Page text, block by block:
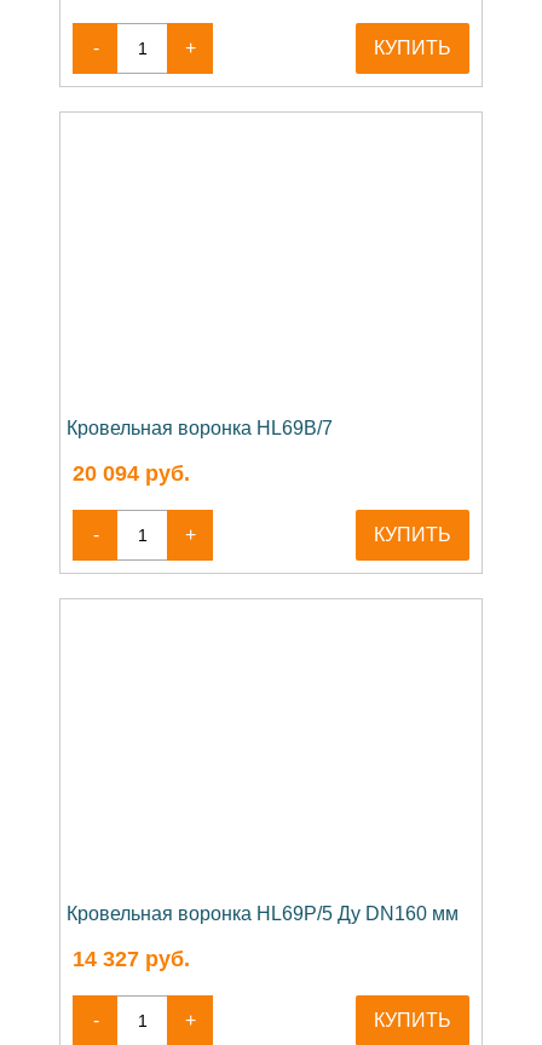
- + КУПИТЬ
Кровельная воронка HL69B/7
20 094 руб.
- + КУПИТЬ
Кровельная воронка HL69P/5 Ду DN160 мм
14 327 руб.
- + КУПИТЬ